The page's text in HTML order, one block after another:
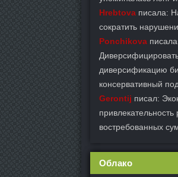
Hrebtova писала:
сократить
Ponchikova
диверсификацию
консервативный
Gerontij писал:
востребованных
Облако